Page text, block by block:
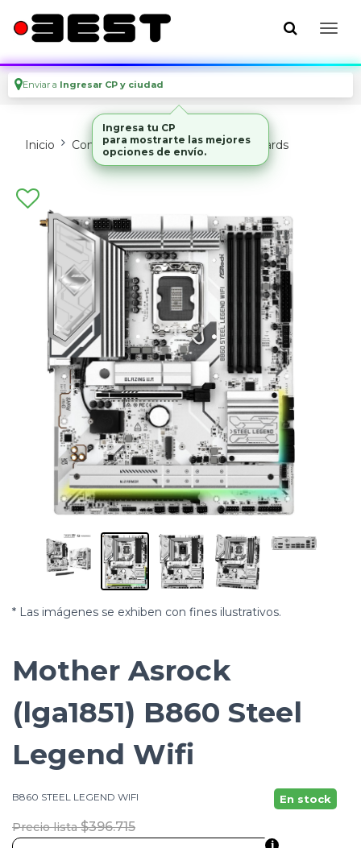
Enviar a Ingresar CP y ciudad
Inicio Componentes De Pc Motherboards
* Las imágenes se exhiben con fines ilustrativos.
Mother Asrock
(lga1851) B860 Steel
Legend Wifi
B860 STEEL LEGEND WIFI En stock
Precio lista $396.715
Ingresa tu CP
para mostrarte las mejores
opciones de envío.